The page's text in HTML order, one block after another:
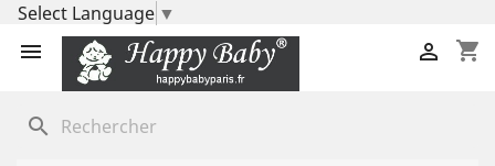
Select Language ▼
 shopping_cart

search